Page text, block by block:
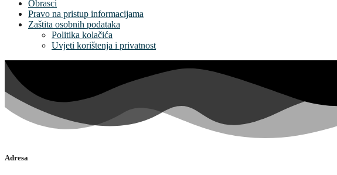
Obrasci
Pravo na pristup informacijama
Zaštita osobnih podataka
Politika kolačića
Uvjeti korištenja i privatnost
Adresa